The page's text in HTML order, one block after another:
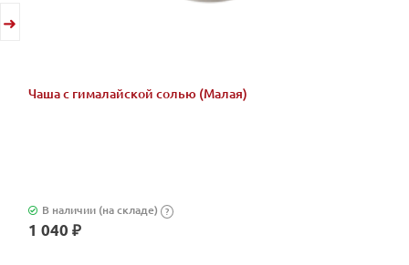
Чаша с гималайской солью (Малая)
В наличии (на складе) ?
1 040 ₽